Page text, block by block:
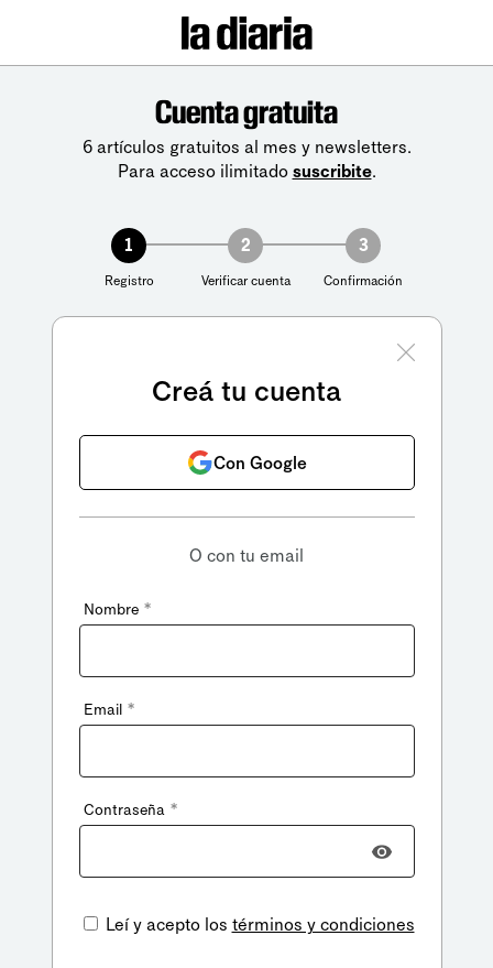
Cuenta gratuita
6 artículos gratuitos al mes y newsletters.
Para acceso ilimitado suscribite.
1
Registro
2
Verificar cuenta
3
Confirmación
Creá tu cuenta
Con Google
O con tu email
Nombre *
Email *
Contraseña *
Leí y acepto los términos y condiciones